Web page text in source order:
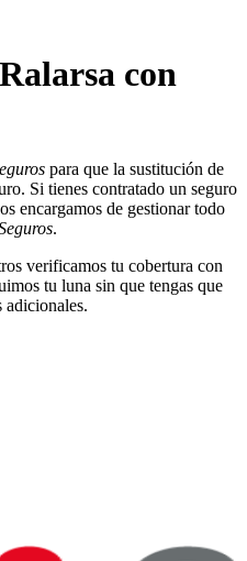
con
para que la sustitución de
Si tienes contratado un seguro
encargamos de gestionar todo
.
verificamos tu cobertura con
tu luna sin que tengas que
adicionales.